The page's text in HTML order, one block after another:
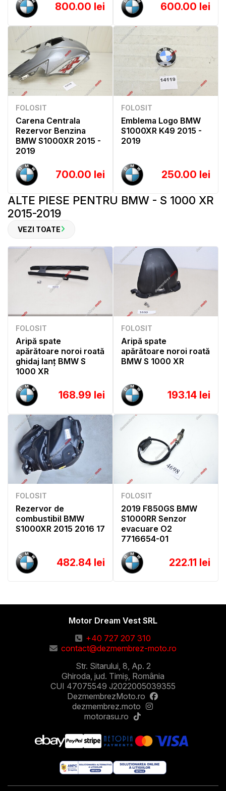
800.00 lei 600.00 lei
FOLOSIT
Carena Centrala
Rezervor Benzina
BMW S1000XR 2015 -
2019
700.00 lei
FOLOSIT
Emblema Logo BMW
S1000XR K49 2015 -
2019
250.00 lei
ALTE PIESE PENTRU BMW - S 1000 XR
2015-2019
VEZI TOATE
FOLOSIT
Aripă spate
apărătoare noroi roată
ghidaj lanț BMW S
1000 XR
168.99 lei
FOLOSIT
Aripă spate
apărătoare noroi roată
BMW S 1000 XR
193.14 lei
FOLOSIT
Rezervor de
combustibil BMW
S1000XR 2015 2016 17
482.84 lei
FOLOSIT
2019 F850GS BMW
S1000RR Senzor
evacuare O2
7716654-01
222.11 lei
Motor Dream Vest SRL
+40 727 207 310
contact@dezmembrez-moto.ro
Str. Sitarului, 8, Ap. 2
Ghiroda, jud. Timiș, România
CUI 47075549 J2022005039355
DezmembrezMoto.ro
dezmembrez.moto
motorasu.ro